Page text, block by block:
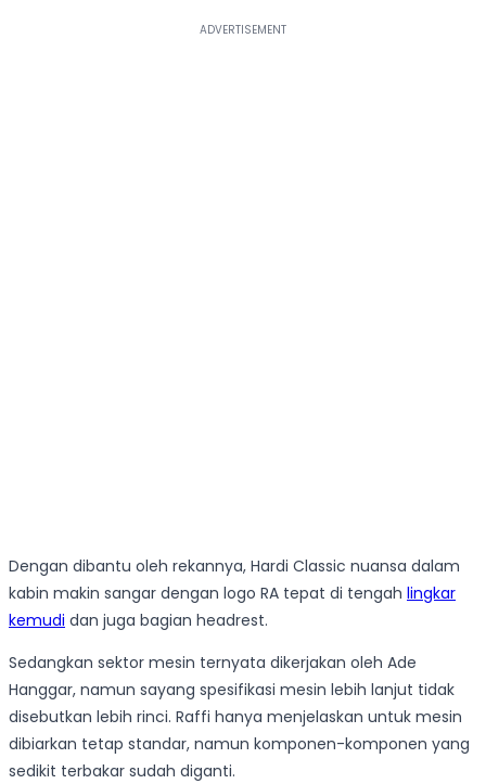
Dengan dibantu oleh rekannya, Hardi Classic nuansa dalam
kabin makin sangar dengan logo RA tepat di tengah lingkar
kemudi dan juga bagian headrest.
Sedangkan sektor mesin ternyata dikerjakan oleh Ade
Hanggar, namun sayang spesifikasi mesin lebih lanjut tidak
disebutkan lebih rinci. Raffi hanya menjelaskan untuk mesin
dibiarkan tetap standar, namun komponen-komponen yang
sedikit terbakar sudah diganti.